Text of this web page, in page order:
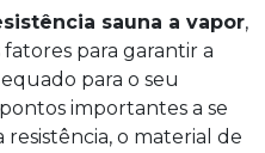
sauna a vapor,
para garantir a
para o seu
importantes a se
o material de